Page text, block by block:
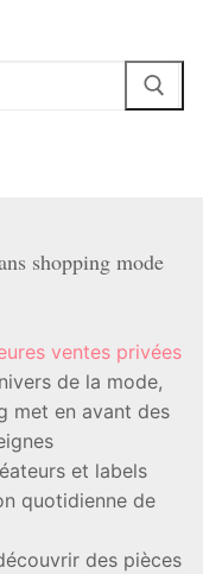
shopping mode
ventes privées
de la mode,
met en avant des
et labels
quotidienne de
des pièces